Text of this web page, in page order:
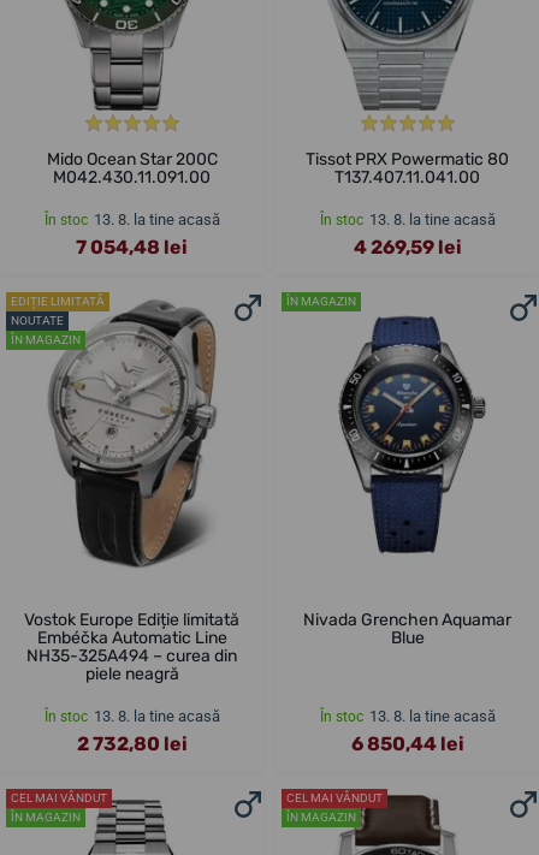
Mido Ocean Star 200C
M042.430.11.091.00
În stoc 13. 8. la tine acasă
7 054,48 lei
Tissot PRX Powermatic 80
T137.407.11.041.00
În stoc 13. 8. la tine acasă
4 269,59 lei
EDIȚIE LIMITATĂ
NOUTATE
ÎN MAGAZIN
Vostok Europe Ediție limitată
Embéčka Automatic Line
NH35-325A494 – curea din
piele neagră
În stoc 13. 8. la tine acasă
2 732,80 lei
ÎN MAGAZIN
Nivada Grenchen Aquamar
Blue
În stoc 13. 8. la tine acasă
6 850,44 lei
CEL MAI VÂNDUT
ÎN MAGAZIN
CEL MAI VÂNDUT
ÎN MAGAZIN